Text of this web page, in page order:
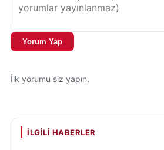
Yorum Yap
İlk yorumu siz yapın.
İLGILI HABERLER